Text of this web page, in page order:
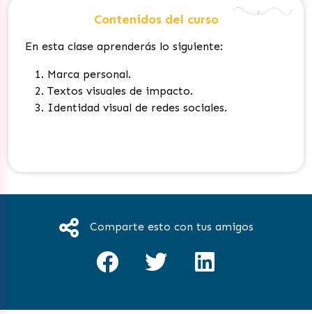
Contenidos del curso
En esta clase aprenderás lo siguiente:
Marca personal.
Textos visuales de impacto.
Identidad visual de redes sociales.
Comparte esto con tus amigos